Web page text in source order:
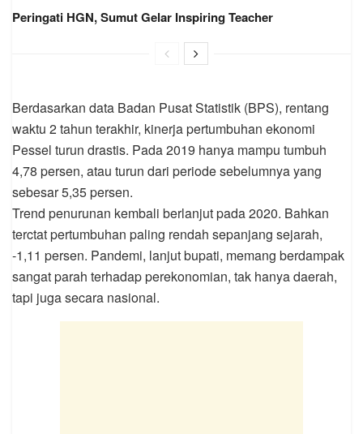
Peringati HGN, Sumut Gelar Inspiring Teacher
Berdasarkan data Badan Pusat Statistik (BPS), rentang
waktu 2 tahun terakhir, kinerja pertumbuhan ekonomi
Pessel turun drastis. Pada 2019 hanya mampu tumbuh
4,78 persen, atau turun dari periode sebelumnya yang
sebesar 5,35 persen.
Trend penurunan kembali berlanjut pada 2020. Bahkan
terctat pertumbuhan paling rendah sepanjang sejarah,
-1,11 persen. Pandemi, lanjut bupati, memang berdampak
sangat parah terhadap perekonomian, tak hanya daerah,
tapi juga secara nasional.